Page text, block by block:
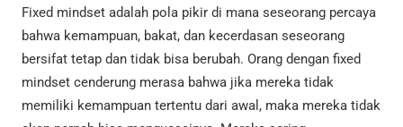
Fixed mindset adalah pola pikir di mana seseorang percaya
bahwa kemampuan, bakat, dan kecerdasan seseorang
bersifat tetap dan tidak bisa berubah. Orang dengan fixed
mindset cenderung merasa bahwa jika mereka tidak
memiliki kemampuan tertentu dari awal, maka mereka tidak